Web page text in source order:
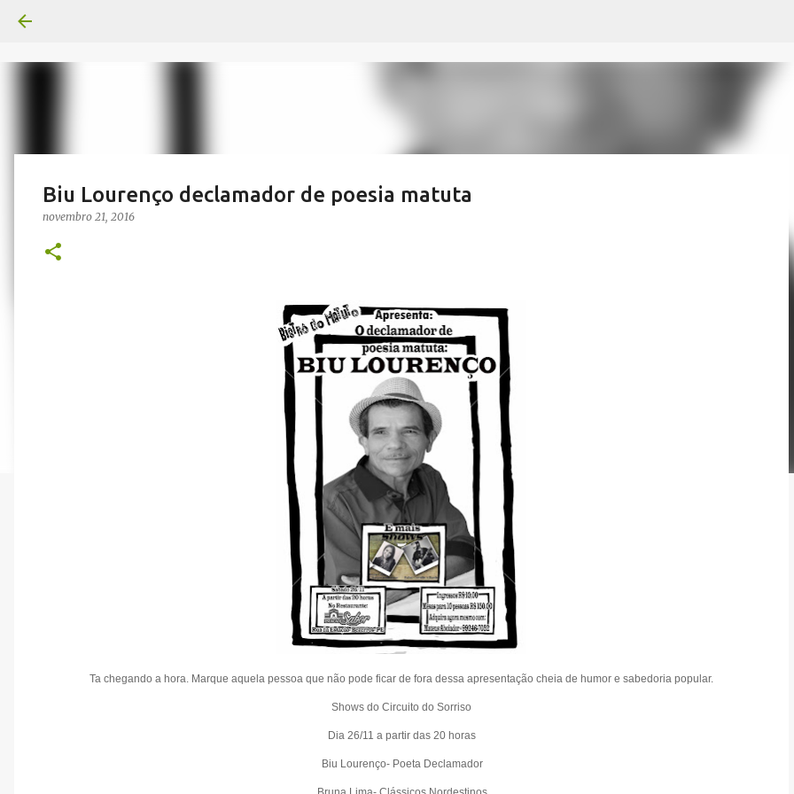
Biu Lourenço declamador de poesia matuta
novembro 21, 2016
Ta chegando a hora. Marque aquela pessoa que não pode ficar de fora dessa apresentação cheia de humor e sabedoria popular.
Shows do Circuito do Sorriso
Dia 26/1 1 a partir das 20 horas
Biu Lourenço- Poeta Declamador